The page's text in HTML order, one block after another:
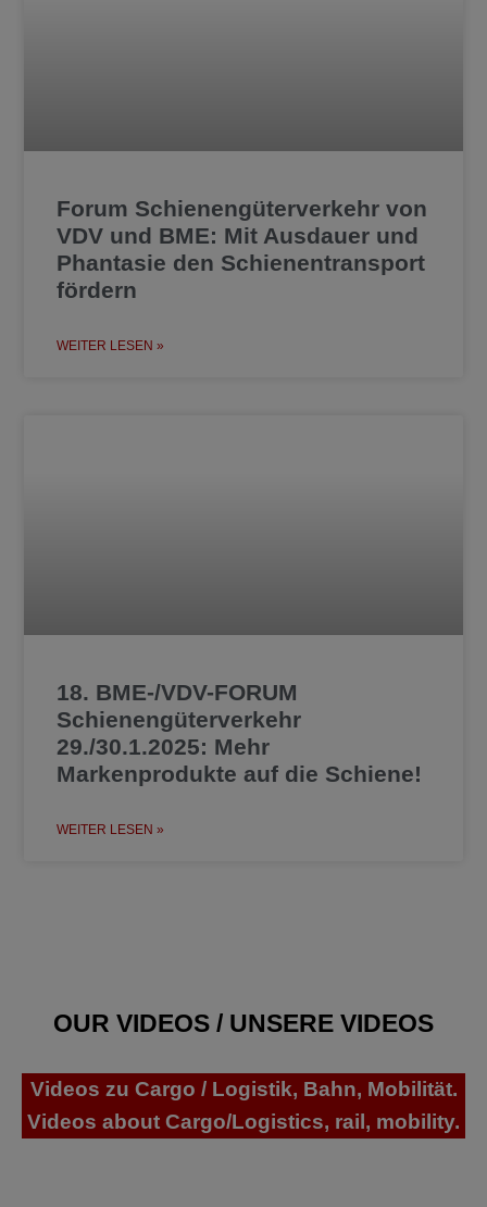
Forum Schienengüterverkehr von
VDV und BME: Mit Ausdauer und
Phantasie den Schienentransport
fördern
WEITER LESEN »
18. BME-/VDV-FORUM
Schienengüterverkehr
29./30.1.2025: Mehr
Markenprodukte auf die Schiene!
WEITER LESEN »
OUR VIDEOS / UNSERE VIDEOS
Videos zu Cargo / Logistik, Bahn, Mobilität.
Videos about Cargo/Logistics, rail, mobility.